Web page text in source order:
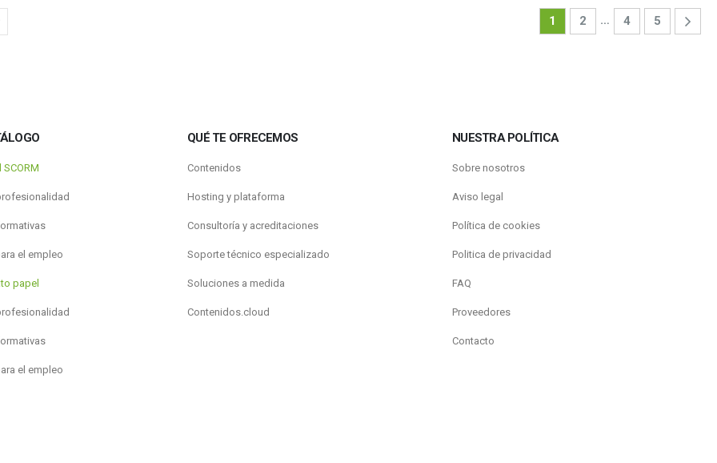
1 2 … 4 5
el empleo
papel
el empleo
QUÉ TE OFRECEMOS
Contenidos
Hosting y plataforma
Consultoría y acreditaciones
Soporte técnico especializado
Soluciones a medida
Contenidos.cloud
NUESTRA POLÍTICA
Sobre nosotros
Aviso legal
Política de cookies
Politica de privacidad
FAQ
Proveedores
Contacto